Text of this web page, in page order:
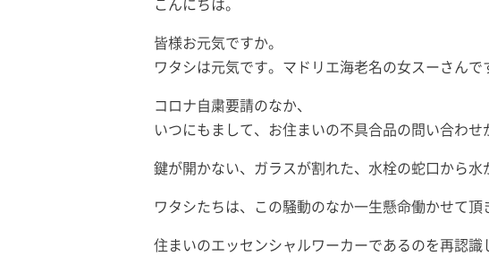
こんにちは。
皆様お元気ですか。
ワタシは元気です。マドリエ海老名の女スーさんで
コロナ自粛要請のなか、
いつにもまして、お住まいの不具合品の問い合わせ
鍵が開かない、ガラスが割れた、水栓の蛇口から水
ワタシたちは、この騒動のなか一生懸命働かせて頂
住まいのエッセンシャルワーカーであるのを再認識